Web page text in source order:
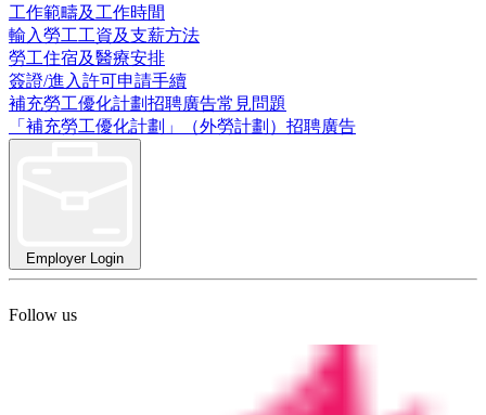
工作範疇及工作時間
輸入勞工工資及支薪方法
勞工住宿及醫療安排
簽證/進入許可申請手續
補充勞工優化計劃招聘廣告常見問題
「補充勞工優化計劃」（外勞計劃）招聘廣告
Employer Login
Follow us